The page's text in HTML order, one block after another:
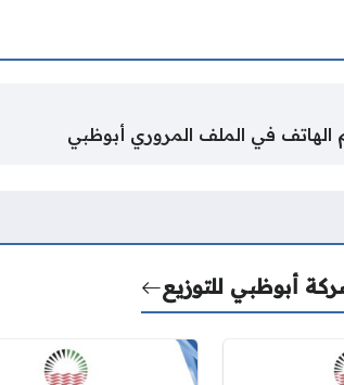
الهاتف في الملف المروري أبوظبي
أبوظبي للتوزيع